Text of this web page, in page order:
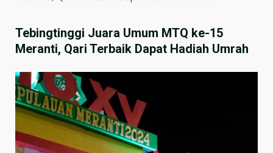
Tebingtinggi Juara Umum MTQ ke-15
Meranti, Qari Terbaik Dapat Hadiah Umrah